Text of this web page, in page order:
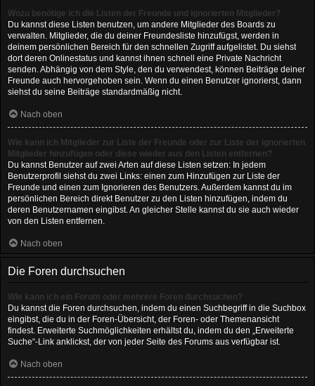
Wozu benötige ich die Listen der Freunde und ignorierten Mitglieder?
Du kannst diese Listen benutzen, um andere Mitglieder des Boards zu
verwalten. Mitglieder, die du deiner Freundesliste hinzufügst, werden in
deinem persönlichen Bereich für den schnellen Zugriff aufgelistet. Du siehst
dort deren Onlinestatus und kannst ihnen schnell eine Private Nachricht
senden. Abhängig von dem Style, den du verwendest, können Beiträge deiner
Freunde auch hervorgehoben sein. Wenn du einen Benutzer ignorierst, dann
siehst du seine Beiträge standardmäßig nicht.
Nach oben
Wie kann ich Mitglieder zur Liste der Freunde oder zur Liste der ignorierten
Mitglieder hinzufügen oder diese wieder aus den Listen entfernen?
Du kannst Benutzer auf zwei Arten auf diese Listen setzen: In jedem
Benutzerprofil siehst du zwei Links: einen zum Hinzufügen zur Liste der
Freunde und einen zum Ignorieren des Benutzers. Außerdem kannst du im
persönlichen Bereich direkt Benutzer zu den Listen hinzufügen, indem du
deren Benutzernamen eingibst. An gleicher Stelle kannst du sie auch wieder
von den Listen entfernen.
Nach oben
Die Foren durchsuchen
Wie kann ich ein Forum oder mehrere Foren durchsuchen?
Du kannst die Foren durchsuchen, indem du einen Suchbegriff in die Suchbox
eingibst, die du in der Foren-Übersicht, der Foren- oder Themenansicht
findest. Erweiterte Suchmöglichkeiten erhältst du, indem du den „Erweiterte
Suche“-Link anklickst, der von jeder Seite des Forums aus verfügbar ist.
Nach oben